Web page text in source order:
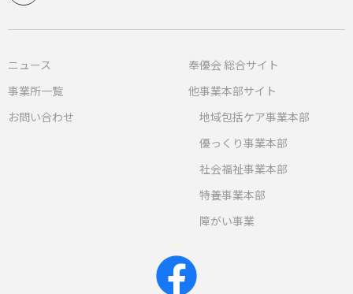
ニュース
事業所一覧
お問い合わせ
奉優会 総合サイト
他事業本部サイト
地域包括ケア事業本部
優っくり事業本部
社会福祉事業本部
特養事業本部
障がい事業